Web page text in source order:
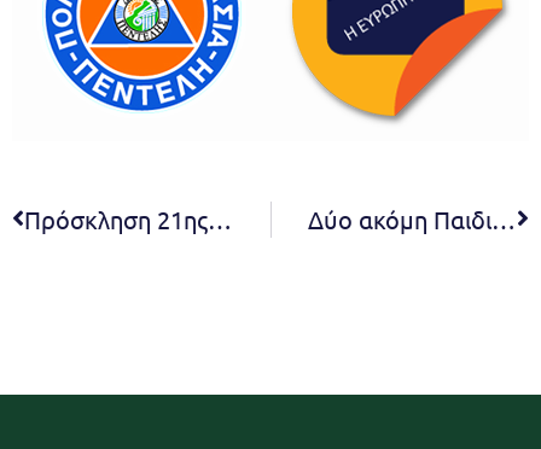
Πρόσκληση 21ης Ο.Ε. 2022 Δύο ακόμη Παιδικές Χαρές παραδίδει ο Δήμος Πεντέλης. Μία νέα παιδική χαρά επί της οδού Θουκυδίδου στην Καλλιθέα Πεντέλης και μία ανακαινισμένη στην Πλατεία Χαραυγής στην Πεντέλη